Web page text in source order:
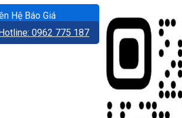
Hệ Báo Giá
0962 775 187